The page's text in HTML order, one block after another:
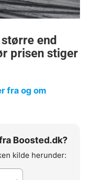
fra og om
Boosted.dk?
kilde herunder: